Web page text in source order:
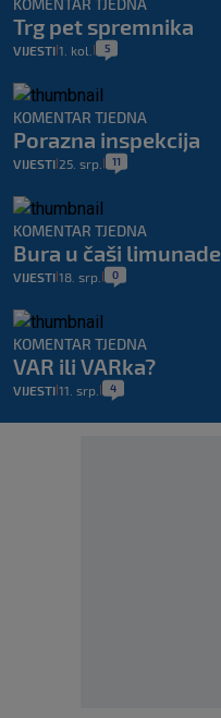
KOMENTAR TJEDNA
Trg pet spremnika
VIJESTI 1. kol. 5
KOMENTAR TJEDNA
Porazna inspekcija
VIJESTI 25. srp. 11
KOMENTAR TJEDNA
Bura u čaši limunade
VIJESTI 18. srp. 0
KOMENTAR TJEDNA
VAR ili VARka?
VIJESTI 11. srp. 4